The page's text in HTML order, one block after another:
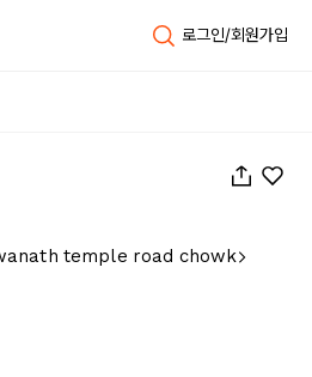
로그인/회원가입
temple road chowk